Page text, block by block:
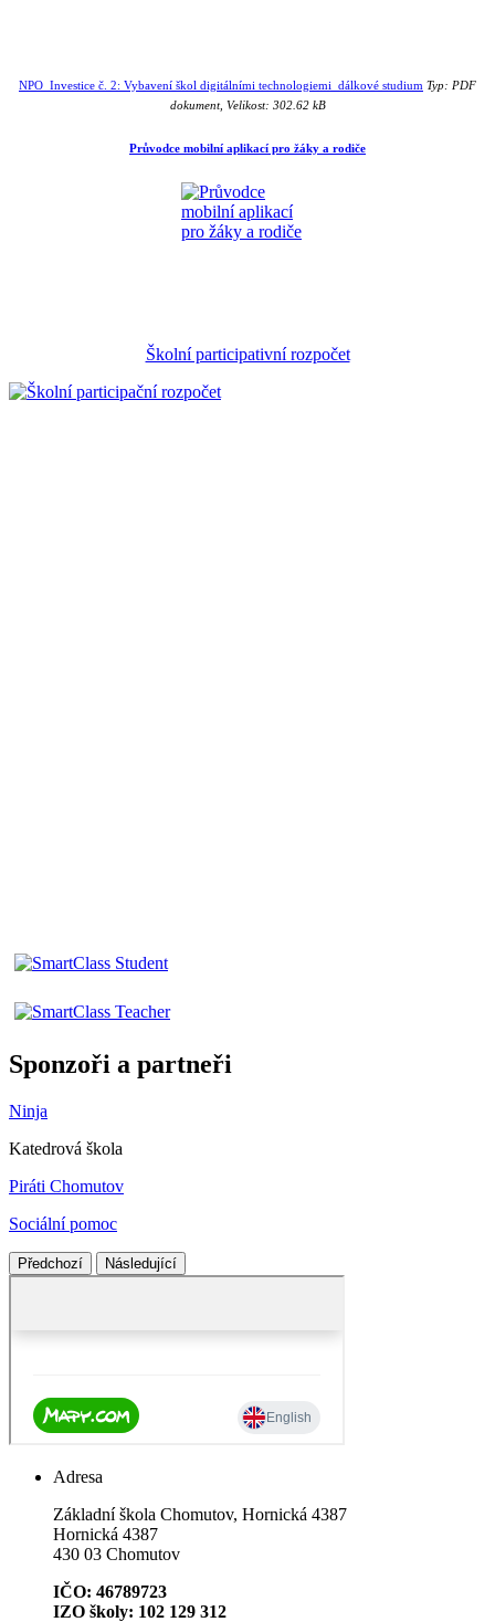
NPO_Investice č. 2: Vybavení škol digitálními technologiemi_dálkové studium Typ: PDF
dokument, Velikost: 302.62 kB
Průvodce mobilní aplikací pro žáky a rodiče
Školní participativní rozpočet
Sponzoři a partneři
Ninja
Katedrová škola
Piráti Chomutov
Sociální pomoc
Předchozí Následující
Adresa
Základní škola Chomutov, Hornická 4387
Hornická 4387
430 03 Chomutov
IČO: 46789723
IZO školy: 102 129 312